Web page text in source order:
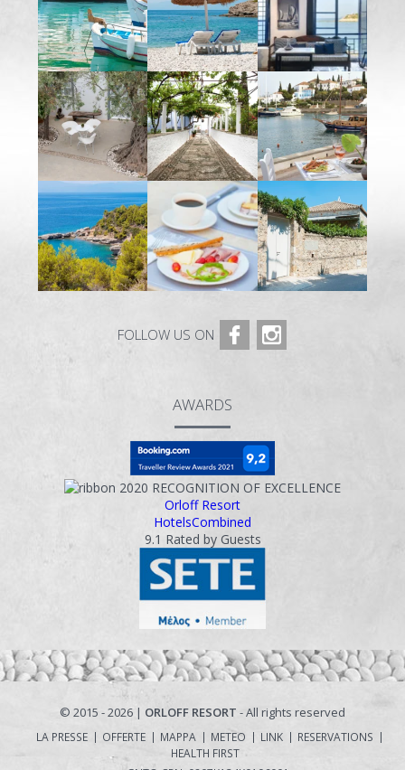
FOLLOW US ON
AWARDS
2020 RECOGNITION OF EXCELLENCE
Orloff Resort
HotelsCombined
9.1 Rated by Guests
© 2015 - 2026 | ORLOFF RESORT - All rights reserved
LA PRESSE OFFERTE MAPPA METEO LINK
RESERVATIONS
HEALTH FIRST